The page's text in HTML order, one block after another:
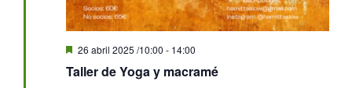
Taller de Yoga y macramé
Destacado
26 abril 2025 /10:00 - 14:00